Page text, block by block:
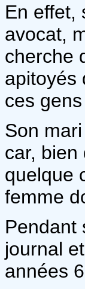
En effet,
avocat,
cherche
apitoyés
ces
Son
car, bien
quelque
femme
Pendant
journal
années